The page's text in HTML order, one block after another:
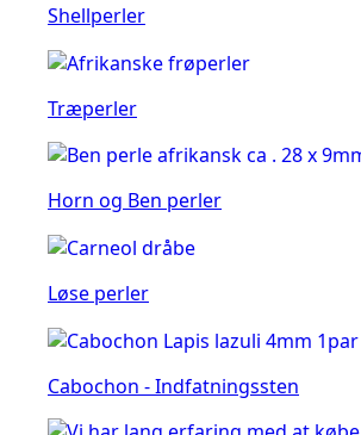
Shellperler
Træperler
Horn og Ben perler
Løse perler
Cabochon - Indfatningssten